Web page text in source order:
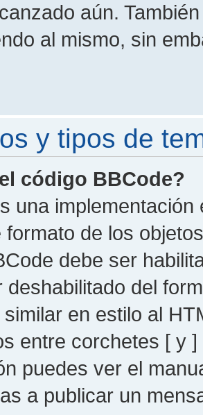
aún.
al mismo, sin
y tipos de
código BBCode?
una
formato de los
debe ser
deshabilitado del
en estilo al
entre corchetes [ y
puedes ver el
a publicar un